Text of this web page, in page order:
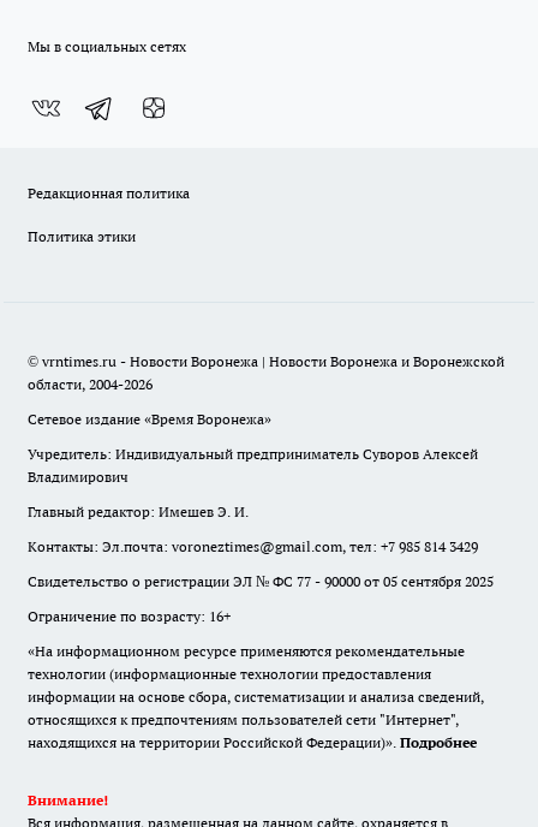
Мы в социальных сетях
Редакционная политика
Политика этики
© vrntimes.ru - Новости Воронежа | Новости Воронежа и Воронежской
области, 2004-2026
Сетевое издание «Время Воронежа»
Учредитель: Индивидуальный предприниматель Суворов Алексей
Владимирович
Главный редактор: Имешев Э. И.
Контакты: Эл.почта: voroneztimes@gmail.com, тел: +7 985 814 3429
Свидетельство о регистрации ЭЛ № ФС 77 - 90000 от 05 сентября 2025
Ограничение по возрасту: 16+
«На информационном ресурсе применяются рекомендательные
технологии (информационные технологии предоставления
информации на основе сбора, систематизации и анализа сведений,
относящихся к предпочтениям пользователей сети "Интернет",
находящихся на территории Российской Федерации)». Подробнее
Внимание!
Вся информация, размещенная на данном сайте, охраняется в